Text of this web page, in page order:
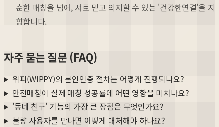
순한 매칭을 넘어, 서로 믿고 의지할 수 있는 '건강한연결'을 지
향합니다.
자주 묻는 질문 (FAQ)
위피(WIPPY)의 본인인증 절차는 어떻게 진행되나요?
안전매칭이 실제 매칭 성공률에 어떤 영향을 미치나요?
'동네 친구' 기능의 가장 큰 장점은 무엇인가요?
불량 사용자를 만나면 어떻게 대처해야 하나요?